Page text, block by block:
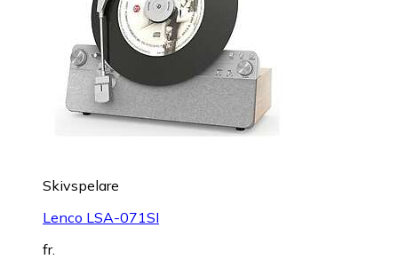
Skivspelare
Lenco LSA-071SI
fr.